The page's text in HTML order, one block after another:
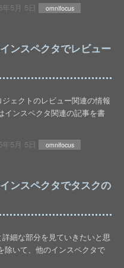
年5月 5日 omnifocus
ンスペクタでレビュー
ェクトのレビュー関連の情報
ンスペクタ関連の記事を書
年5月 5日 omnifocus
ンスペクタでタスクの
細な部分を見ていきたいと思
いて、他のインスペクタで